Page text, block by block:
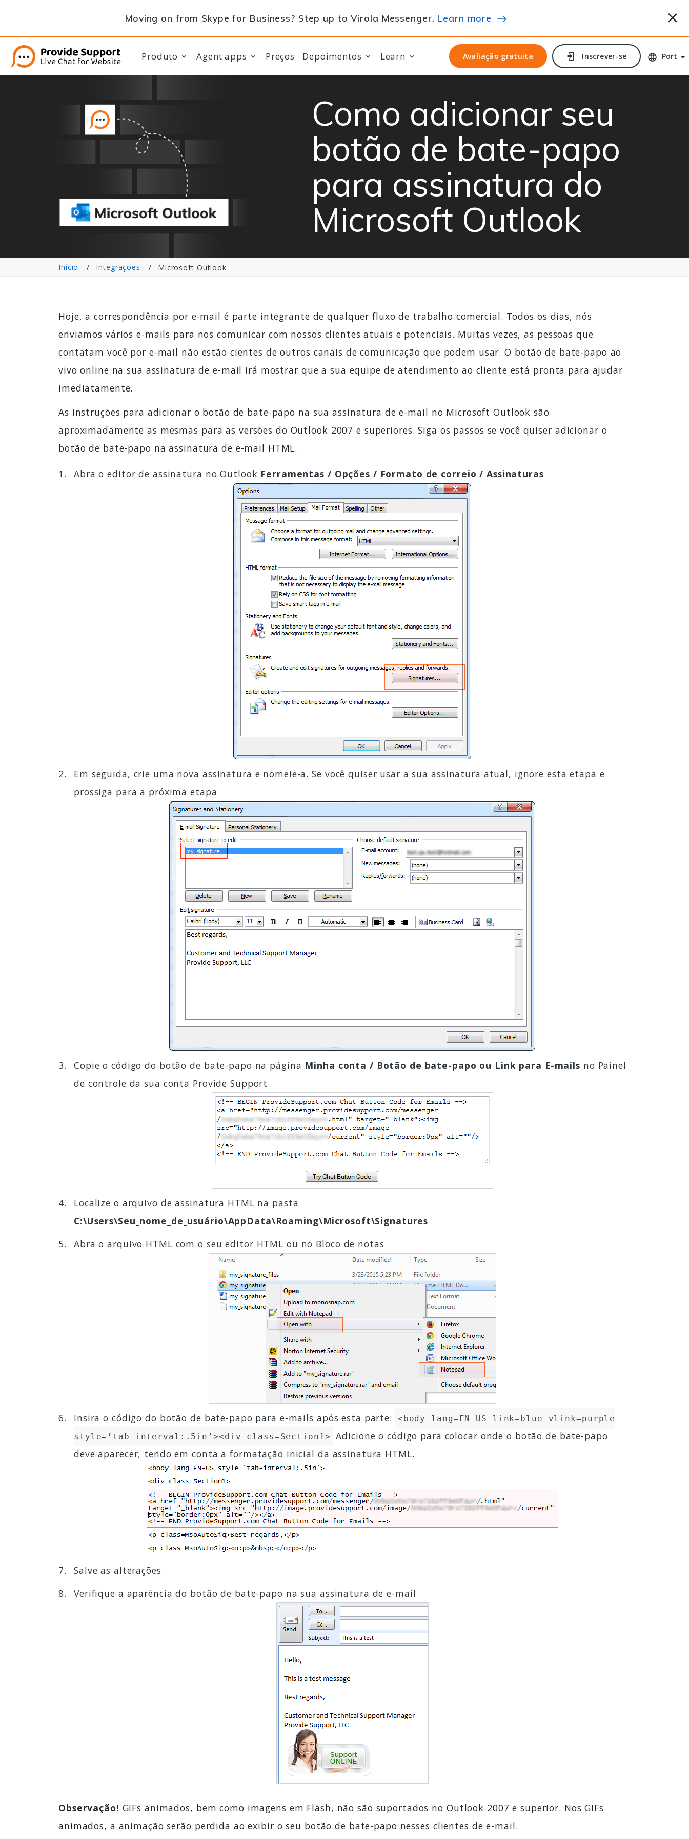
Moving on from Skype for Business? Step up to Virola Messenger. Learn more
Produto Agent apps Preços Depoimentos Learn Avaliação gratuita
Avaliação gratuita Inscrever-se
Inscrever-se Port
Como adicionar seu
botão de bate-papo
para assinatura do
Microsoft Outlook
Início Integrações Microsoft Outlook
Hoje, a correspondência por e-mail é parte integrante de qualquer fluxo de trabalho comercial. Todos os dias, nós
enviamos vários e-mails para nos comunicar com nossos clientes atuais e potenciais. Muitas vezes, as pessoas que
contatam você por e-mail não estão cientes de outros canais de comunicação que podem usar. O botão de bate-papo ao
vivo online na sua assinatura de e-mail irá mostrar que a sua equipe de atendimento ao cliente está pronta para ajudar
imediatamente.
As instruções para adicionar o botão de bate-papo na sua assinatura de e-mail no Microsoft Outlook são
aproximadamente as mesmas para as versões do Outlook 2007 e superiores. Siga os passos se você quiser adicionar o
botão de bate-papo na assinatura de e-mail HTML.
Abra o editor de assinatura no Outlook Ferramentas / Opções / Formato de correio / Assinaturas
Em seguida, crie uma nova assinatura e nomeie-a. Se você quiser usar a sua assinatura atual, ignore esta etapa e
prossiga para a próxima etapa
Copie o código do botão de bate-papo na página Minha conta / Botão de bate-papo ou Link para E-mails no Painel
de controle da sua conta Provide Support
Localize o arquivo de assinatura HTML na pasta
C:\Users\Seu_nome_de_usuário\AppData\Roaming\Microsoft\Signatures
Abra o arquivo HTML com o seu editor HTML ou no Bloco de notas
Insira o código do botão de bate-papo para e-mails após esta parte:
<body lang=EN-US link=blue vlink=purple
style=’tab-interval:.5in’><div class=Section1>
Adicione o código para colocar onde o botão de bate-papo
deve aparecer, tendo em conta a formatação inicial da assinatura HTML.
Salve as alterações
Verifique a aparência do botão de bate-papo na sua assinatura de e-mail
Observação! GIFs animados, bem como imagens em Flash, não são suportados no Outlook 2007 e superior. Nos GIFs
animados, a animação serão perdida ao exibir o seu botão de bate-papo nesses clientes de e-mail.